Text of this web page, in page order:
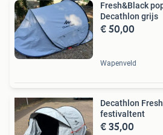
Fresh&Black
Decathlon grijs
€ 50,00
Wapenveld
Decathlon
festivaltent
€ 35,00